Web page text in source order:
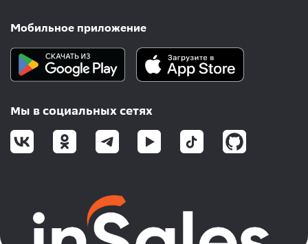
Мобильное приложение
Мы в социальных сетях